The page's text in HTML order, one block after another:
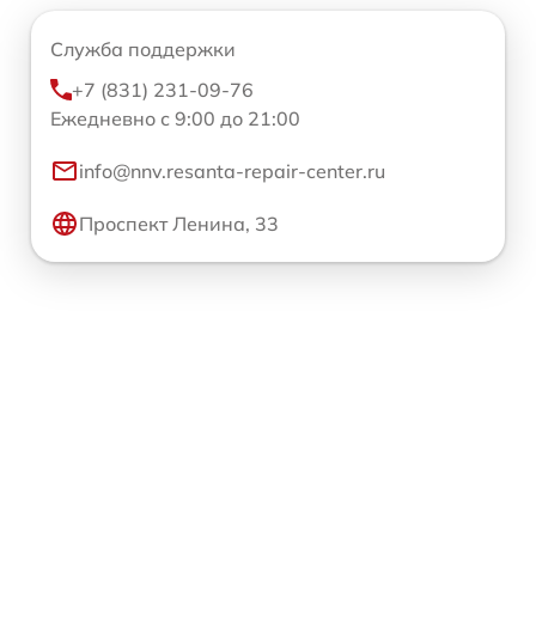
Служба поддержки
+7 (831) 231-09-76
Ежедневно с 9:00 до 21:00
info@nnv.resanta-repair-center.ru
Проспект Ленина, 33